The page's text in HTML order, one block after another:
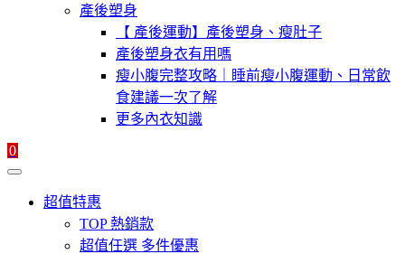
產後塑身
【 產後運動】產後塑身、瘦肚子
產後塑身衣有用嗎
瘦小腹完整攻略｜睡前瘦小腹運動、日常飲
食建議一次了解
更多內衣知識
0
超值特惠
TOP 熱銷款
超值任選 多件優惠